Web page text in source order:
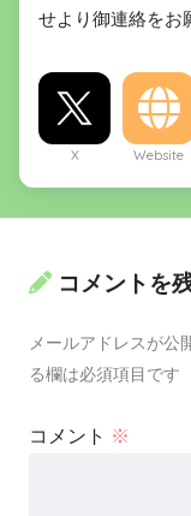
せより御連絡をお
X Website
コメントを
メールアドレスが公
る欄は必須項目です
コメント ※